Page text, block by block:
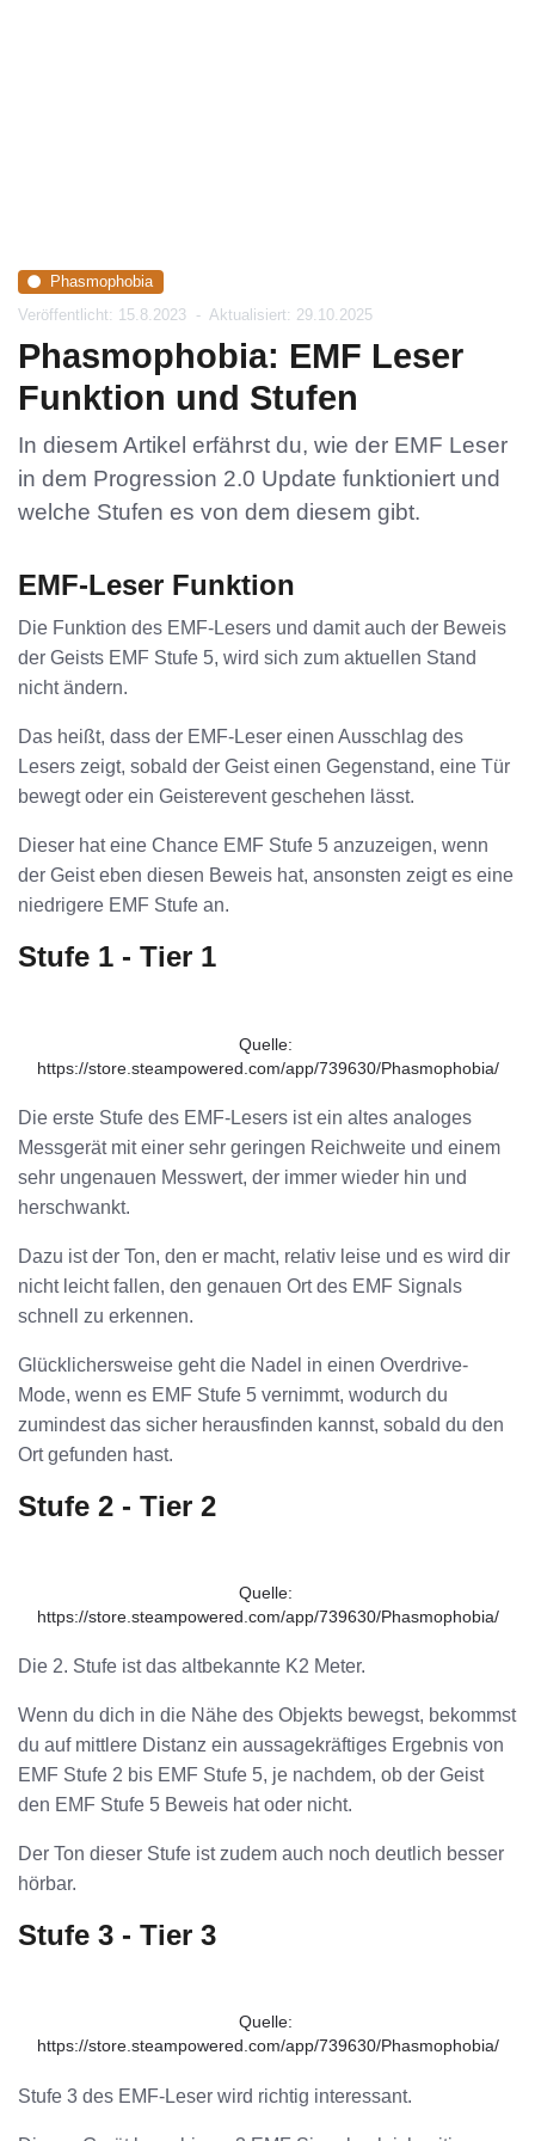
Phasmophobia
Veröffentlicht: 15.8.2023 - Aktualisiert: 29.10.2025
Phasmophobia: EMF Leser
Funktion und Stufen
In diesem Artikel erfährst du, wie der EMF Leser
in dem Progression 2.0 Update funktioniert und
welche Stufen es von dem diesem gibt.
EMF-Leser Funktion
Die Funktion des EMF-Lesers und damit auch der Beweis
der Geists EMF Stufe 5, wird sich zum aktuellen Stand
nicht ändern.
Das heißt, dass der EMF-Leser einen Ausschlag des
Lesers zeigt, sobald der Geist einen Gegenstand, eine Tür
bewegt oder ein Geisterevent geschehen lässt.
Dieser hat eine Chance EMF Stufe 5 anzuzeigen, wenn
der Geist eben diesen Beweis hat, ansonsten zeigt es eine
niedrigere EMF Stufe an.
Stufe 1 - Tier 1
Quelle:
https://store.steampowered.com/app/739630/Phasmophobia/
Die erste Stufe des EMF-Lesers ist ein altes analoges
Messgerät mit einer sehr geringen Reichweite und einem
sehr ungenauen Messwert, der immer wieder hin und
herschwankt.
Dazu ist der Ton, den er macht, relativ leise und es wird dir
nicht leicht fallen, den genauen Ort des EMF Signals
schnell zu erkennen.
Glücklichersweise geht die Nadel in einen Overdrive-
Mode, wenn es EMF Stufe 5 vernimmt, wodurch du
zumindest das sicher herausfinden kannst, sobald du den
Ort gefunden hast.
Stufe 2 - Tier 2
Quelle:
https://store.steampowered.com/app/739630/Phasmophobia/
Die 2. Stufe ist das altbekannte K2 Meter.
Wenn du dich in die Nähe des Objekts bewegst, bekommst
du auf mittlere Distanz ein aussagekräftiges Ergebnis von
EMF Stufe 2 bis EMF Stufe 5, je nachdem, ob der Geist
den EMF Stufe 5 Beweis hat oder nicht.
Der Ton dieser Stufe ist zudem auch noch deutlich besser
hörbar.
Stufe 3 - Tier 3
Quelle:
https://store.steampowered.com/app/739630/Phasmophobia/
Stufe 3 des EMF-Leser wird richtig interessant.